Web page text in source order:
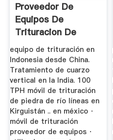
Proveedor De
Equipos De
Trituracion De
Cuarzo
equipo de trituración en
Indonesia desde China.
Tratamiento de cuarzo
vertical en la India. 100
TPH móvil de trituración
de piedra de río líneas en
Kirguistán .. en méxico ·
móvil de trituración
proveedor de equipos ·